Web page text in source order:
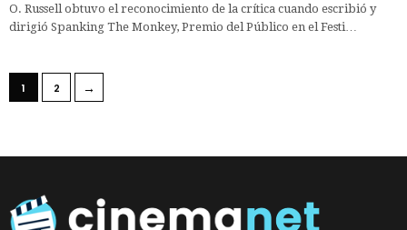
O. Russell obtuvo el reconocimiento de la crítica cuando escribió y
dirigió Spanking The Monkey, Premio del Público en el Festi…
1 2 →